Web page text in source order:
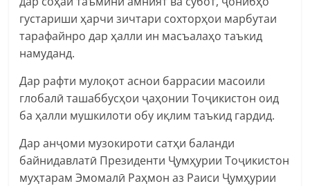
густариши ҳарчи зичтари сохторҳои марбутаи
тарафайнро дар ҳалли ин масъалаҳо таъкид
намуданд.
Дар рафти мулоқот аснои баррасии масоили
глобалӣ ташаббусҳои ҷаҳонии Тоҷикистон оид
ба ҳалли мушкилоти обу иқлим таъкид гардид.
Дар анҷоми музокироти сатҳи баланди
байнидавлатӣ Президенти Ҷумҳурии Тоҷикистон
муҳтарам Эмомалӣ Раҳмон аз Раиси Ҷумҳурии